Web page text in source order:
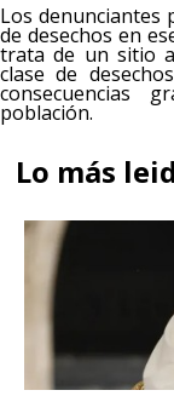
Los denunciantes
de desechos en
trata de un sitio
clase de
consecuencias
población.
Lo más